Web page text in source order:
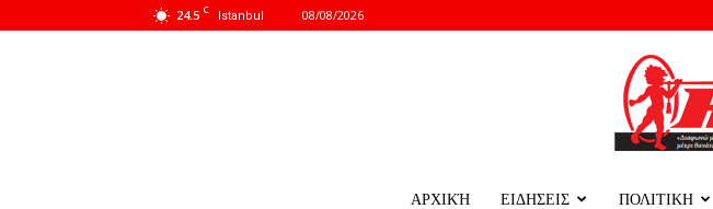
24.5 C Istanbul 08/08/2026
ΑΡΧΙΚΉ ΕΙΔΗΣΕΙΣ ΠΟΛΙΤΙΚΗ